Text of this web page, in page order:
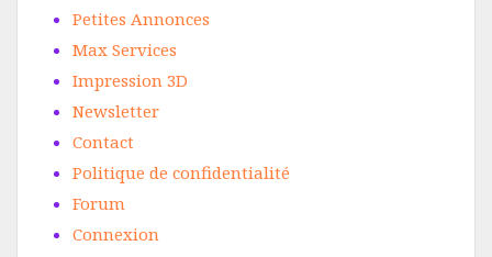
Petites Annonces
Max Services
Impression 3D
Newsletter
Contact
Politique de confidentialité
Forum
Connexion